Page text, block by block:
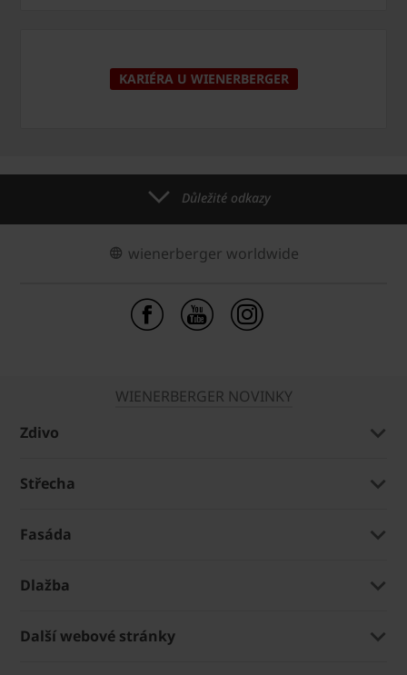
KARIÉRA U WIENERBERGER
Důležité odkazy
wienerberger worldwide
WIENERBERGER NOVINKY
Zdivo
Střecha
Fasáda
Dlažba
Další webové stránky